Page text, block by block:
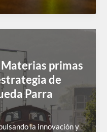
primas
de
Parra
la innovación y